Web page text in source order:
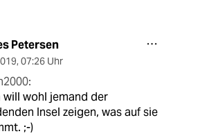
Petersen
, 07:26 Uhr
will wohl jemand der
Insel zeigen, was auf sie
;-)